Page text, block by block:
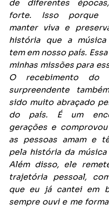
de diferentes
forte. Isso porque
manter viva e
história que a música
tem em nosso país.
minhas missões para
O recebimento do
surpreendente
sido muito abraçado
do país. É um
gerações e
as pessoas amam e
pela história da música
Além disso, ele
trajetória pessoal,
que eu já cantei em
sempre ouvi e me